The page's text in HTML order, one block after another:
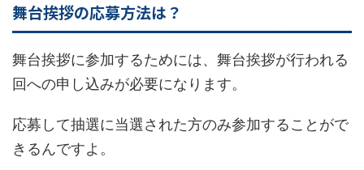
舞台挨拶の応募方法は？
舞台挨拶に参加するためには、舞台挨拶が行われる
回への申し込みが必要になります。
応募して抽選に当選された方のみ参加することがで
きるんですよ。